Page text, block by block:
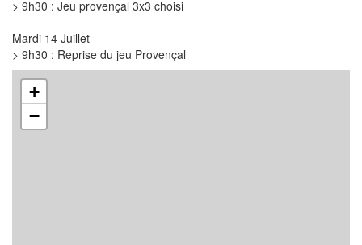
> 9h30 : Jeu provençal 3x3 choisi
Mardi 14 Juillet
> 9h30 : Reprise du jeu Provençal
+
−